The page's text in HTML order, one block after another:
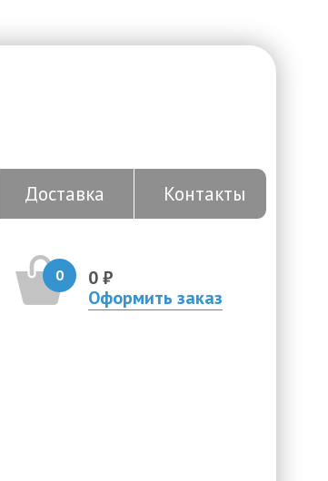
Доставка Контакты
0
0 ₽
Оформить заказ